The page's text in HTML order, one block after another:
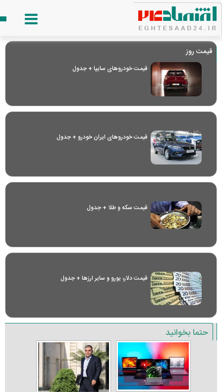
قیمت روز
قیمت خودرو‌های سایپا + جدول
قیمت خودرو‌های ایران خودرو + جدول
قیمت سکه و طلا + جدول
قیمت دلار، یورو و سایر ارز‌ها + جدول
حتما بخوانید